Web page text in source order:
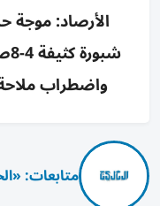
الأرصاد: موجة
واضطراب ملاحة
متابعات: